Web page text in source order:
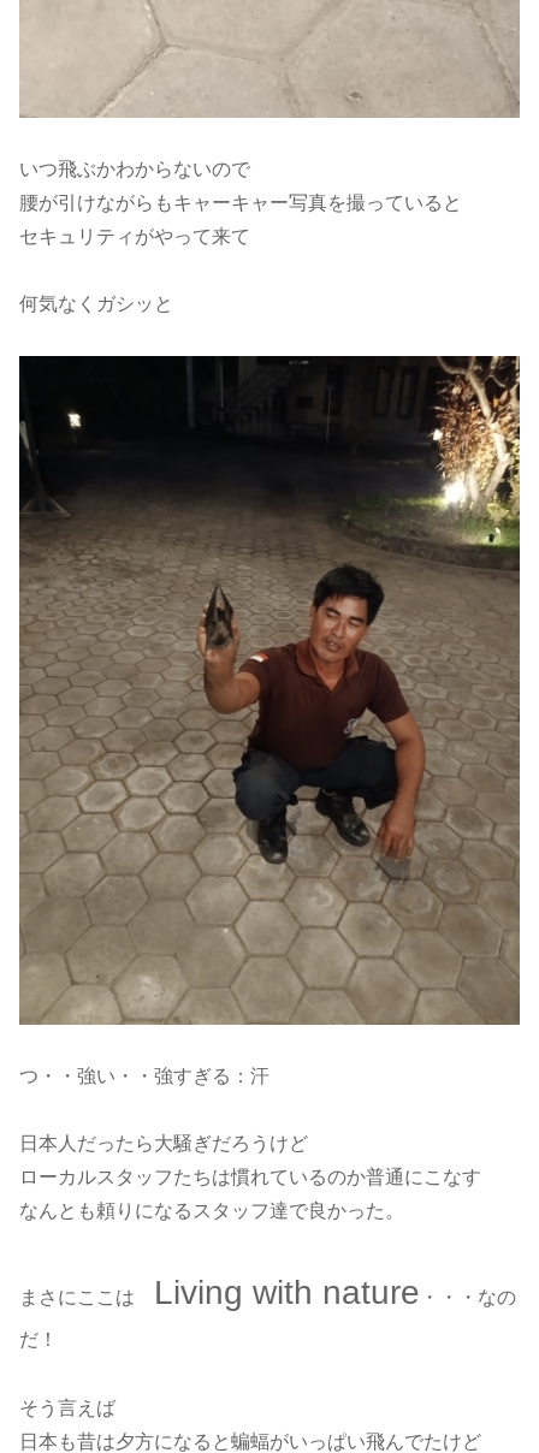
いつ飛ぶかわからないので
腰が引けながらもキャーキャー写真を撮っていると
セキュリティがやって来て
何気なくガシッと
つ・・強い・・強すぎる：汗
日本人だったら大騒ぎだろうけど
ローカルスタッフたちは慣れているのか普通にこなす
なんとも頼りになるスタッフ達で良かった。
まさにここは Living with nature ・・・なの
だ！
そう言えば
日本も昔は夕方になると蝙蝠がいっぱい飛んでたけど